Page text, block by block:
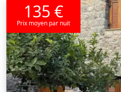
135 €
Prix moyen par nuit